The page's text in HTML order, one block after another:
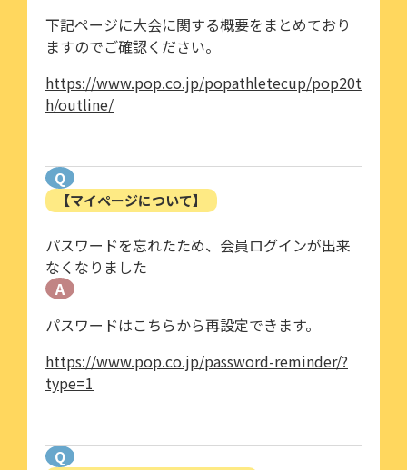
下記ページに大会に関する概要をまとめており
ますのでご確認ください。
https://www.pop.co.jp/popathletecup/pop20t
h/outline/
Q
【マイページについて】
パスワードを忘れたため、会員ログインが出来
なくなりました
A
パスワードはこちらから再設定できます。
https://www.pop.co.jp/password-reminder/?
type=1
Q